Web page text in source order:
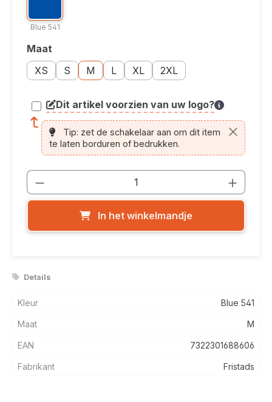
Blue 541
Selecteer
Maat
XS
Maatoptie: XS
S
Maatoptie: S
M
Maatoptie: M
L
Maatoptie: L
XL
Maatoptie: XL
2XL
Maatoptie: 2XL
Dit artikel voorzien van uw logo?
article.printing.helptext
Tip: zet de schakelaar aan om dit item
te laten borduren of bedrukken.
Producthoeveelheid: Voer de
In het winkelmandje
Details
Kleur Blue 541
Maat M
EAN 7322301688606
Fabrikant Fristads